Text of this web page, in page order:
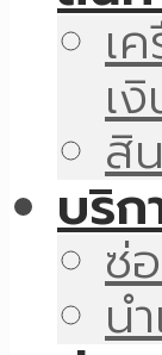
เ
เ
สิ
บริก
ซ่
น